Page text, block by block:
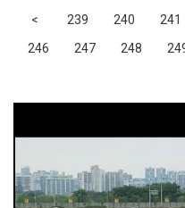
< Previous
239 240 241
246
247 248